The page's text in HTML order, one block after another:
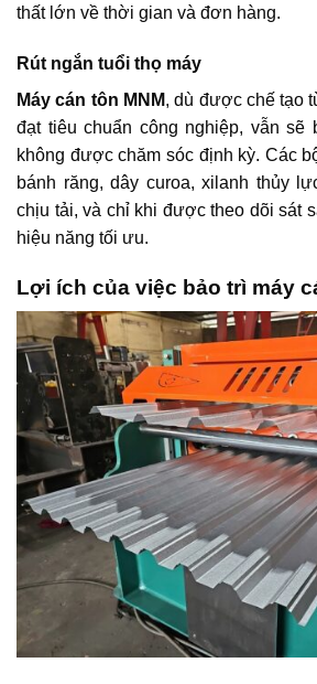
thất lớn về thời gian và đơn hàng.
Rút ngắn tuổi thọ máy
Máy cán tôn MNM, dù được chế tạo
đạt tiêu chuẩn công nghiệp, vẫn sẽ
không được chăm sóc định kỳ. Các
bánh răng, dây curoa, xilanh thủy
chịu tải, và chỉ khi được theo dõi sát
hiệu năng tối ưu.
Lợi ích của việc bảo trì máy